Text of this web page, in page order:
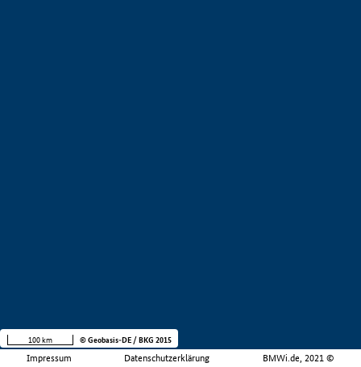
Impressum Datenschutzerklärung BMWi.de, 2021 ©
100 km © Geobasis-DE / BKG 2015